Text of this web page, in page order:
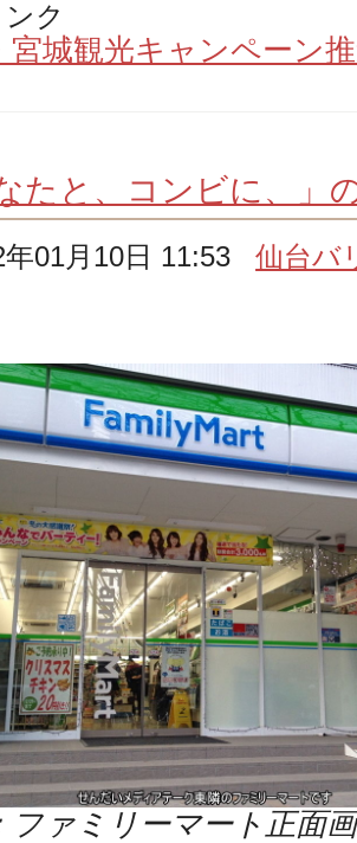
ク
宮城観光キャンペーン
たと、コンビに、」
年01月10日 11:53仙台バ
ファミリーマート正面